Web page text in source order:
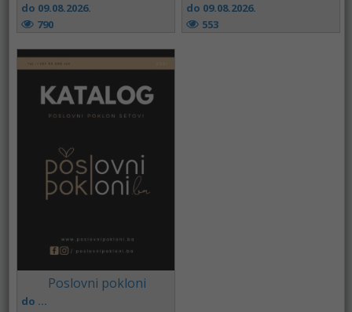
do 09.08.2026.
790
do 09.08.2026.
553
Poslovni pokloni
do ...